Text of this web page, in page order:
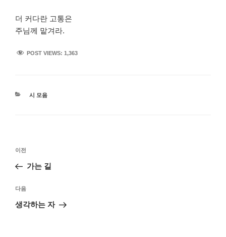
더 커다란 고통은
주님께 맡겨라.
POST VIEWS: 1,363
카
시 모음
글
색
이
전
이전
가는 길
다
음
다음
생각하는 자